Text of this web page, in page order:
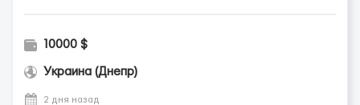
10000 $
Украина (Днепр)
2 дня назад